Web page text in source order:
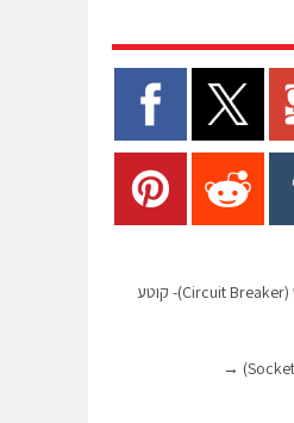
אמירוניק: מאמ"ט (Circuit Breaker)- קוטע
→